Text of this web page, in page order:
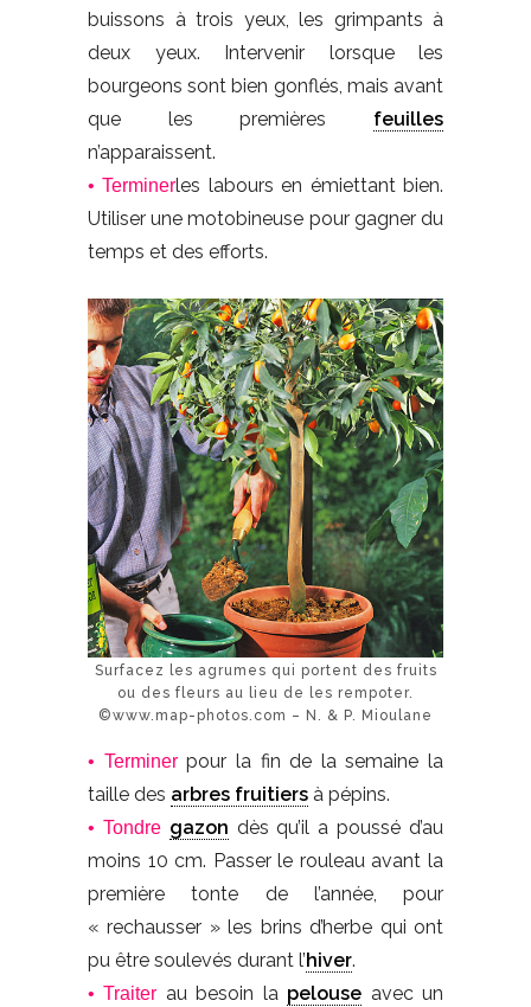
buissons à trois yeux, les grimpants à
deux yeux. Intervenir lorsque les
bourgeons sont bien gonflés, mais avant
que les premières feuilles
n’apparaissent.
• Terminerles labours en émiettant bien.
Utiliser une motobineuse pour gagner du
temps et des efforts.
Surfacez les agrumes qui portent des fruits
ou des fleurs au lieu de les rempoter.
©www.map-photos.com – N. & P. Mioulane
• Terminerpour la fin de la semaine la
taille des arbres fruitiers à pépins.
• Tondre gazon dès qu’il a poussé d’au
moins 10 cm. Passer le rouleau avant la
première tonte de l’année, pour
« rechausser » les brins d’herbe qui ont
pu être soulevés durant l’hiver.
• Traiter au besoin la pelouse avec un